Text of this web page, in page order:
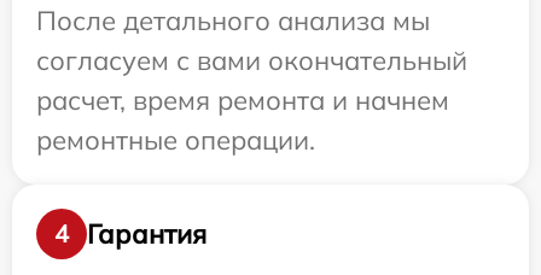
После детального анализа мы
согласуем с вами окончательный
расчет, время ремонта и начнем
ремонтные операции.
4
Гарантия